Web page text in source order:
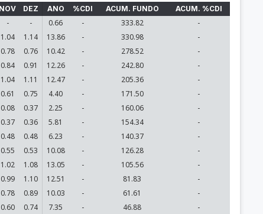
NOV DEZ ANO %CDI ACUM. FUNDO
ACUM. %CDI
- - 0.66 - 333.82 -
1.04 1.14 13.86 - 330.98 -
0.78 0.76 10.42 - 278.52 -
0.84 0.91 12.26 - 242.80 -
1.04 1.11 12.47 - 205.36 -
0.61 0.75 4.40 - 171.50 -
0.08 0.37 2.25 - 160.06 -
0.37 0.36 5.81 - 154.34 -
0.48 0.48 6.23 - 140.37 -
0.55 0.53 10.08 - 126.28 -
1.02 1.08 13.05 - 105.56 -
0.99 1.10 12.51 - 81.83 -
0.78 0.89 10.03 - 61.61 -
0.60 0.74 7.35 - 46.88 -